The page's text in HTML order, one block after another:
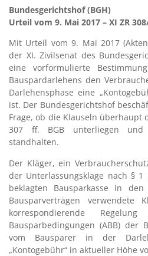
Bundesgerichtshof (BGH)
Urteil vom 9. Mai 2017 – XI ZR
Mit Urteil vom 9. Mai 2017
der XI. Zivilsenat des
eine vorformulierte
Bauspardarlehens den
Darlehensphase eine
ist. Der Bundesgerichtshof
Frage, ob die Klauseln überhaupt
307 ff. BGB unterliegen
standhalten.
Der Kläger, ein
der Unterlassungsklage nach §
beklagten Bausparkasse in
Bausparverträgen verwendete
korrespondierende
Bausparbedingungen (ABB) der
vom Bausparer in der
„Kontogebühr“ in aktueller Höhe